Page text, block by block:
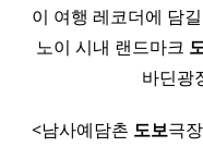
이 여행 레코더에 담
노이 시내 랜드마크
바딘광
<남사예담촌 도보극